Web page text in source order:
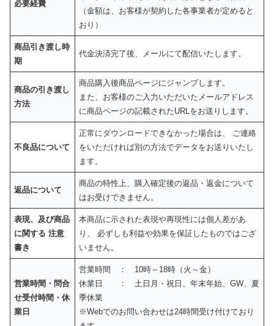
必要経費
（金額は、お客様が契約した各事業者が定めると
おり）
商品引き渡し時
期
代金決済完了後、メールにて配信いたします。
商品の引き渡し
方法
商品購入後商品ページにジャンプします。
また、お客様のご入力いただいたメールアドレス
に商品ページの記載されたURLをお送りします。
不良品について
正常にダウンロードできなかった場合は、 ご連絡
をいただければ別の方法でデータをお送りいたし
ます。
返品について
商品の特性上、購入確定後の返品・返金について
はお受けできません。
表現、及び商品
に関する 注意
書き
本商品に示された表現や再現性には個人差があ
り、 必ずしも利益や効果を保証したものではござ
いません。
営業時間・問合
せ受付時間・休
業日
営業時間 ： 10時～18時（火～金）
休業日 ： 土日月・祝日、年末年始、GW、夏
季休業
※Webでのお問い合わせは24時間受け付けており